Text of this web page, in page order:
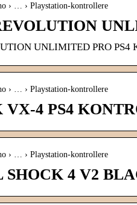
› … › Playstation-kontrollere
UNLIMITED PRO PS4
› … › Playstation-kontrollere
VX-4 PS4
› … › Playstation-kontrollere
SHOCK 4 V2